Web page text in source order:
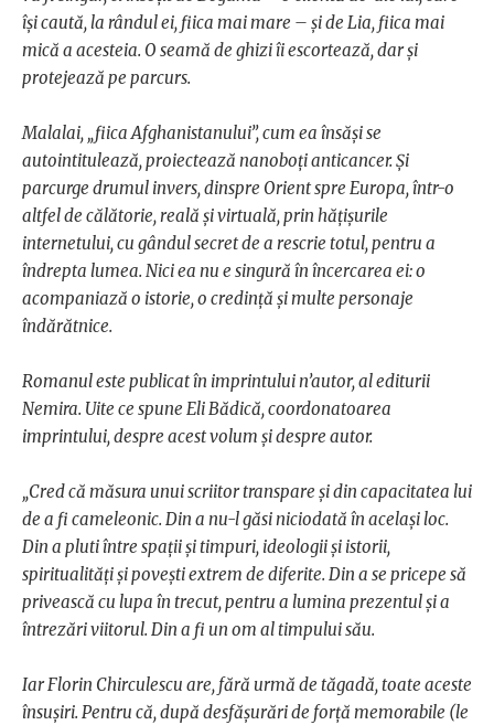
își caută, la rândul ei, fiica mai mare – și de Lia, fiica mai
mică a acesteia. O seamă de ghizi îi escortează, dar și
protejează pe parcurs.
Malalai, „fiica Afghanistanului”, cum ea însăși se
autointitulează, proiectează nanoboți anticancer. Și
parcurge drumul invers, dinspre Orient spre Europa, într-o
altfel de călătorie, reală și virtuală, prin hățișurile
internetului, cu gândul secret de a rescrie totul, pentru a
îndrepta lumea. Nici ea nu e singură în încercarea ei: o
acompaniază o istorie, o credință și multe personaje
îndărătnice.
Romanul este publicat în imprintului n’autor, al editurii
Nemira. Uite ce spune Eli Bădică, coordonatoarea
imprintului, despre acest volum și despre autor.
„Cred că măsura unui scriitor transpare și din capacitatea lui
de a fi cameleonic. Din a nu-l găsi niciodată în același loc.
Din a pluti între spații și timpuri, ideologii și istorii,
spiritualități și povești extrem de diferite. Din a se pricepe să
privească cu lupa în trecut, pentru a lumina prezentul și a
întrezări viitorul. Din a fi un om al timpului său.
Iar Florin Chirculescu are, fără urmă de tăgadă, toate aceste
însușiri. Pentru că, după desfășurări de forță memorabile (le